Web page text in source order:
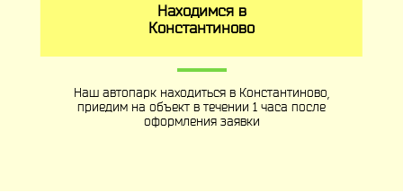
Находимся в
Константиново
Наш автопарк находиться в Константиново,
приедим на объект в течении 1 часа после
оформления заявки